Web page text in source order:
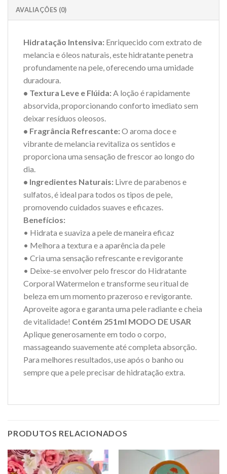
AVALIAÇÕES (0)
Hidratação Intensiva: Enriquecido com extrato de
melancia e óleos naturais, este hidratante penetra
profundamente na pele, oferecendo uma umidade
duradoura.
• Textura Leve e Flúida:A loção é rapidamente
absorvida, proporcionando conforto imediato sem
deixar resíduos oleosos.
• Fragrância Refrescante:O aroma doce e
vibrante de melancia revitaliza os sentidos e
proporciona uma sensação de frescor ao longo do
dia.
• Ingredientes Naturais: Livre de parabenos e
sulfatos, é ideal para todos os tipos de pele,
promovendo cuidados suaves e eficazes.
Benefícios:
• Hidrata e suaviza a pele de maneira eficaz
• Melhora a textura e a aparência da pele
• Cria uma sensação refrescante e revigorante
• Deixe-se envolver pelo frescor do Hidratante
Corporal Watermelon e transforme seu ritual de
beleza em um momento prazeroso e revigorante.
Aproveite agora e garanta uma pele radiante e cheia
de vitalidade! Contém 251ml MODO DE USAR
Aplique generosamente em todo o corpo,
massageando suavemente até completa absorção.
Para melhores resultados, use após o banho ou
sempre que a pele precisar de hidratação extra.
PRODUTOS RELACIONADOS